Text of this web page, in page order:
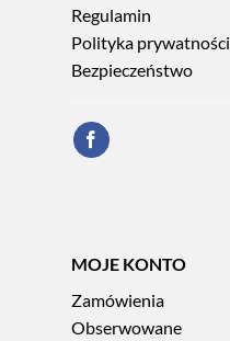
Regulamin
Polityka prywatności
Bezpieczeństwo
MOJE KONTO
Zamówienia
Obserwowane